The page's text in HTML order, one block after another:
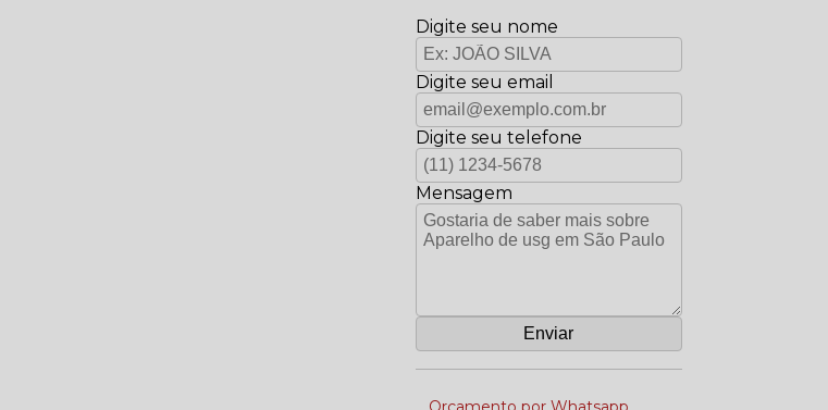
Digite seu nome
Digite seu email
Digite seu telefone
Mensagem